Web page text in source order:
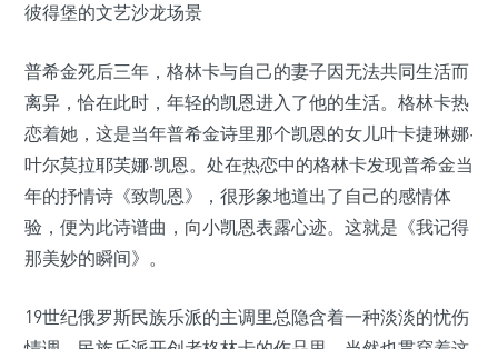
彼得堡的文艺沙龙场景
普希金死后三年，格林卡与自己的妻子因无法共同生活而
离异，恰在此时，年轻的凯恩进入了他的生活。格林卡热
恋着她，这是当年普希金诗里那个凯恩的女儿叶卡捷琳娜·
叶尔莫拉耶芙娜·凯恩。处在热恋中的格林卡发现普希金当
年的抒情诗《致凯恩》，很形象地道出了自己的感情体
验，便为此诗谱曲，向小凯恩表露心迹。这就是《我记得
那美妙的瞬间》。
19世纪俄罗斯民族乐派的主调里总隐含着一种淡淡的忧伤